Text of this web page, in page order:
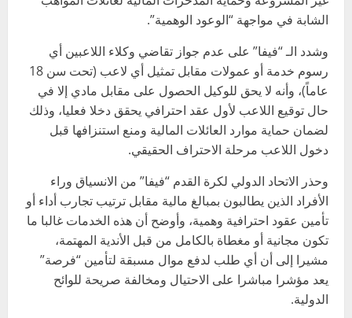
الشابة في مواجهة “الوعود الوهمية”.
وشدد الـ “فيفا” على عدم جواز تقاضي وكلاء اللاعبين أي
رسوم خدمة أو عمولات مقابل تمثيل أي لاعب (تحت سن 18
عاماً)، وأنه لا يحق للوكيل الحصول على مقابل مادي إلا في
حال توقيع اللاعب لأول عقد احترافي يحقق دخلا فعليا، وذلك
لضمان حماية موارد العائلات المالية ومنع استنزافها قبل
دخول اللاعب مرحلة الاحتراف الحقيقي.
وحذر الاتحاد الدولي لكرة القدم “فيفا” من الانسياق وراء
الأفراد الذين يطالبون بمبالغ مالية مقابل ترتيب تجارب أداء أو
تأمين عقود احترافية وهمية، وأوضح أن هذه الخدمات غالبا ما
تكون مجانية أو مغطاة بالكامل من قبل الأندية المهتمة،
مشيرا إلى أن أي طلب لدفع موال مسبقة لتأمين “فرصة”
يعد مؤشرا مباشرا على الاحتيال ومخالفة صريحة للوائح
الدولية.